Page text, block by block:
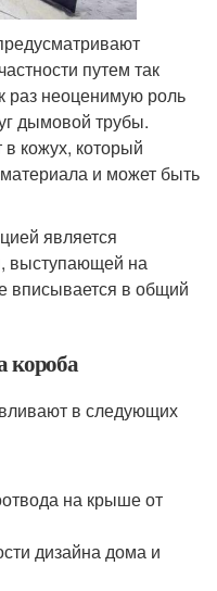
путем так
раз неоценимую роль
дымовой трубы.
кожух, который
и может быть
является
выступающей на
вписывается в общий
короба
в следующих
на крыше от
дизайна дома и